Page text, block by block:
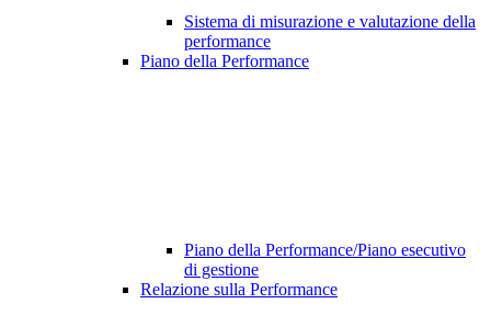
Sistema di misurazione e valutazione della
performance
Piano della Performance
Piano della Performance/Piano esecutivo
di gestione
Relazione sulla Performance